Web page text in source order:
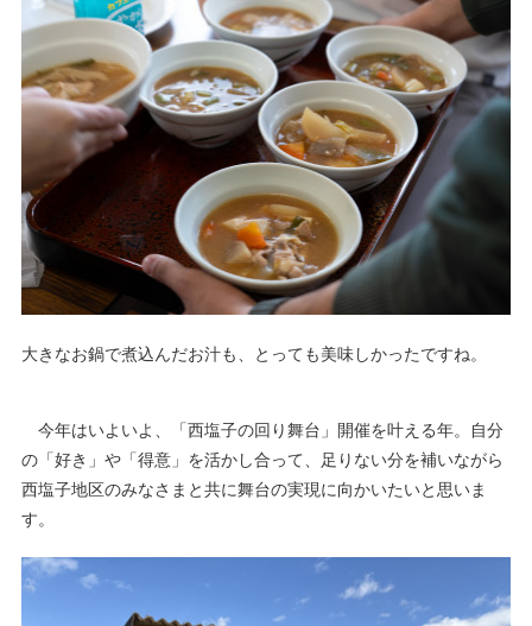
大きなお鍋で煮込んだお汁も、とっても美味しかったですね。
今年はいよいよ、「西塩子の回り舞台」開催を叶える年。自分
の「好き」や「得意」を活かし合って、足りない分を補いながら
西塩子地区のみなさまと共に舞台の実現に向かいたいと思いま
す。